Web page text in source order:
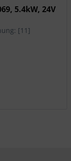
5.4kW, 24V
[11]